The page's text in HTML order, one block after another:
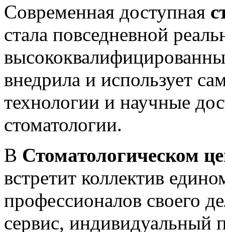
Современная доступная
стала повседневной
внедрила и использует
технологии и научные
стоматологии.
В Стоматологическом
встретит коллектив
профессионалов своего
сервис, индивидуальный